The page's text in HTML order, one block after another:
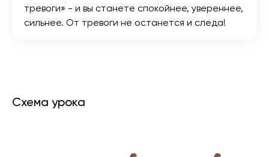
тревоги» - и вы станете спокойнее, увереннее,
сильнее. От тревоги не останется и следа!
Схема урока